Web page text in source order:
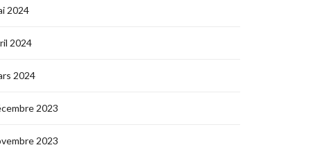
2024
2024
2024
2023
2023